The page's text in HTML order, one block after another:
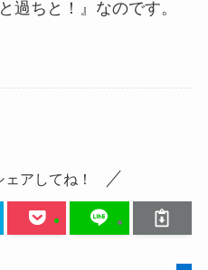
ちと！』なのです。
アしてね！